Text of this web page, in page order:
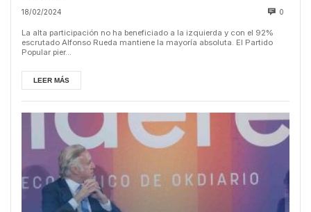
18/02/2024 0
La alta participación no ha beneficiado a la izquierda y con el 92%
escrutado Alfonso Rueda mantiene la mayoría absoluta. El Partido
Popular pier...
LEER MÁS